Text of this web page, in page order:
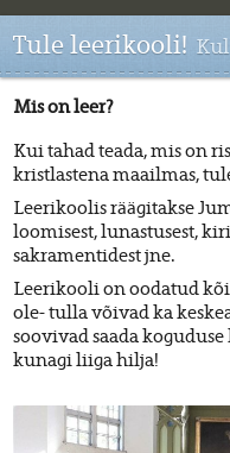
Tule leerikooli!
Mis on leer?
Kui tahad teada, mis on
kristlastena maailmas,
Leerikoolis räägitakse
loomisest, lunastusest,
sakramentidest jne.
Leerikooli on oodatud
ole- tulla võivad ka
soovivad saada
kunagi liiga hilja!